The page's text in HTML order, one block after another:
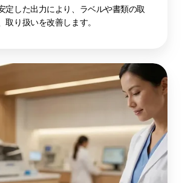
定した出力により、ラベルや書類の取
取り扱いを改善します。